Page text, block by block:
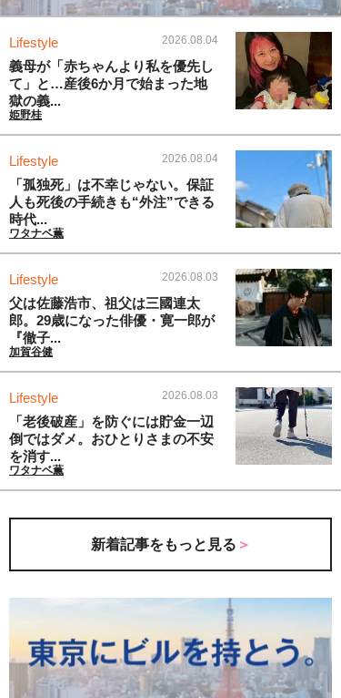
Lifestyle 2026.08.04
義母が「赤ちゃんより私を優先し
て」と…産後6か月で始まった地
獄の義...
姫野桂
Lifestyle 2026.08.04
「孤独死」は不幸じゃない。保証
人も死後の手続きも“外注”できる
時代...
ワタナベ薫
Lifestyle 2026.08.03
父は佐藤浩市、祖父は三國連太
郎。29歳になった俳優・寛一郎が
『徹子...
加賀谷健
Lifestyle 2026.08.03
「老後破産」を防ぐには貯金一辺
倒ではダメ。おひとりさまの不安
を消す...
ワタナベ薫
新着記事をもっと見る